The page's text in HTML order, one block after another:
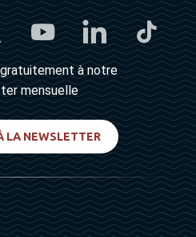
à notre
mensuelle
LA NEWSLETTER